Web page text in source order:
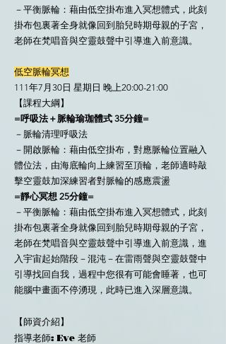
－平衡脈輪：藉由低空掛布進入冥想體式，此刻
掛布包裏著全身就像回到胎兒時期母親的子宮，
老師在梵唱音與空靈鼓聲中引導進入前意識。
低空脈輪冥想
111年7月30日 星期日 晚上20:00-21:00
【課程大綱】
=呼吸法＋脈輪瑜珈體式 35分鐘=
－脈輪清理呼吸法
－開啟脈輪：藉由低空掛布，對應脈輪位置融入
體位法，由海底輪向上練習至頂輪，老師適時敲
擊空靈鼓加深練習者對脈輪的感應震盪
=靜心冥想 25分鐘=
－平衡脈輪：藉由低空掛布進入冥想體式，此刻
掛布包裏著全身就像回到胎兒時期母親的子宮，
老師在梵唱音與空靈鼓聲中引導進入前意識，進
入宇宙起始階段－混沌－在雷雨聲與空靈鼓聲中
引導找回自我，過程中您很有可能會睡著，也可
能腦中畫面不停湧現，此時已進入深層意識。
【師資介紹】
指導老師: Eve 老師